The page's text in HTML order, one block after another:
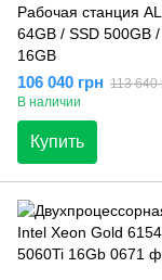
Рабочая станция
64GB / SSD 500GB
16GB
106 040 грн 113 640
В наличии
Купить